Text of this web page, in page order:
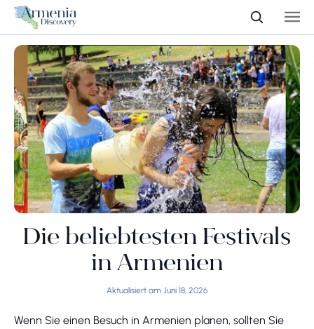
Die beliebtesten Festivals
in Armenien
Aktualisiert am Juni 18, 2026
Wenn Sie einen Besuch in Armenien planen, sollten Sie